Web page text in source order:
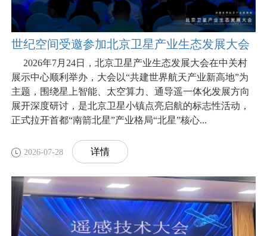
世纪空间受邀参加北京卫星产业生态发展大会
2026年7月24日，北京卫星产业生态发展大会在中关村
展示中心顺利举办，大会以“共建世界航天产业新高地”为
主题，围绕星上智能、太空算力、通导遥一体化发展方向
展开深度研讨，是北京卫星小镇点亮启航的标志性活动，
正式拉开首都“南箭北星”产业格局“北星”核心...
2026-07-28 详情